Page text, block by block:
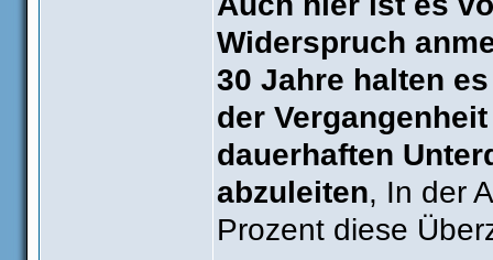
Widerspruch
30 Jahre halten
der
dauerhaften
abzuleiten, In der
Prozent diese